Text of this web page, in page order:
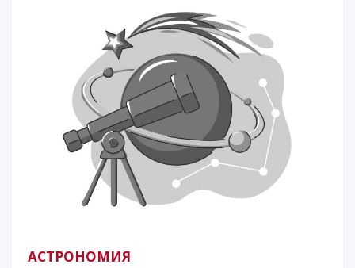
АСТРОНОМИЯ